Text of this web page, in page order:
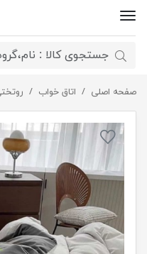
صفحه اصلی اتاق خواب
روتختی سفید طوسی روشن